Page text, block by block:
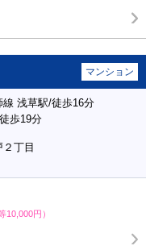
マンション
浅草駅/徒歩16分
歩19分
丁目
10,000円）